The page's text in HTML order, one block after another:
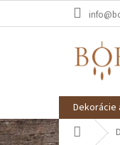
Dekorácie
Domov